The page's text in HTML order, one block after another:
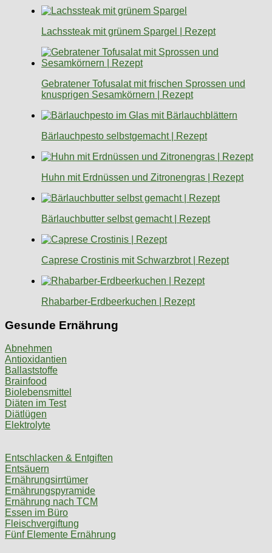
Lachssteak mit grünem Spargel | Rezept
Gebratener Tofusalat mit frischen Sprossen und
knusprigen Sesamkörnern | Rezept
Bärlauchpesto selbstgemacht | Rezept
Huhn mit Erdnüssen und Zitronengras | Rezept
Bärlauchbutter selbst gemacht | Rezept
Caprese Crostinis mit Schwarzbrot | Rezept
Rhabarber-Erdbeerkuchen | Rezept
Gesunde Ernährung
Abnehmen
Antioxidantien
Ballaststoffe
Brainfood
Biolebensmittel
Diäten im Test
Diätlügen
Elektrolyte
Entschlacken & Entgiften
Entsäuern
Ernährungsirrtümer
Ernährungspyramide
Ernährung nach TCM
Essen im Büro
Fleischvergiftung
Fünf Elemente Ernährung